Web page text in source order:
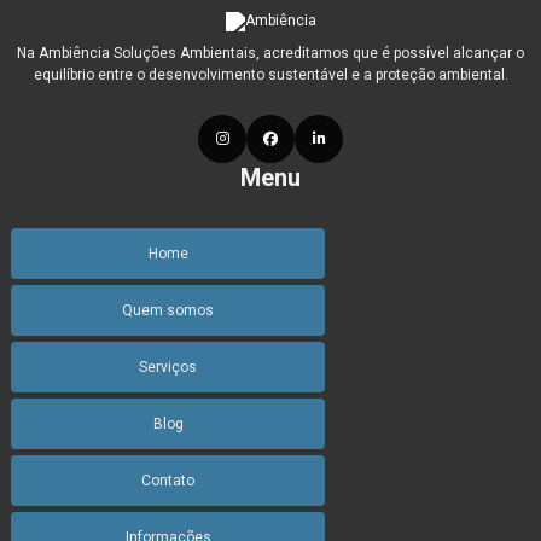
Gestão ambiental construção civil
Gestão ambiental consultoria
Gestão ambiental de resíduos
Gestão ambiental de resíduos da construção civil
Gestão ambiental e sustentabilidade
Gestão ambiental em minas gerais
Gestão ambiental em pequenas e médias empresas
Gestão ambiental industrial
Gestão ambiental nas organizações
Na Ambiência Soluções Ambientais, acreditamos que é possível alcançar o
equilíbrio entre o desenvolvimento sustentável e a proteção ambiental.
Menu
Home
Quem somos
Serviços
Blog
Contato
Informações